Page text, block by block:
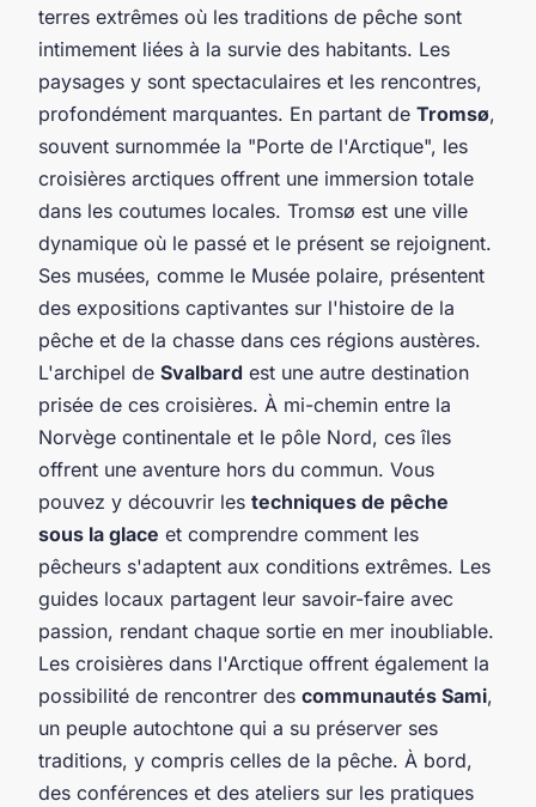
terres extrêmes où les traditions de pêche sont
intimement liées à la survie des habitants. Les
paysages y sont spectaculaires et les rencontres,
profondément marquantes. En partant de Tromsø,
souvent surnommée la "Porte de l'Arctique", les
croisières arctiques offrent une immersion totale
dans les coutumes locales. Tromsø est une ville
dynamique où le passé et le présent se rejoignent.
Ses musées, comme le Musée polaire, présentent
des expositions captivantes sur l'histoire de la
pêche et de la chasse dans ces régions austères.
L'archipel de Svalbard est une autre destination
prisée de ces croisières. À mi-chemin entre la
Norvège continentale et le pôle Nord, ces îles
offrent une aventure hors du commun. Vous
pouvez y découvrir les techniques de pêche
sous la glace et comprendre comment les
pêcheurs s'adaptent aux conditions extrêmes. Les
guides locaux partagent leur savoir-faire avec
passion, rendant chaque sortie en mer inoubliable.
Les croisières dans l'Arctique offrent également la
possibilité de rencontrer des communautés Sami,
un peuple autochtone qui a su préserver ses
traditions, y compris celles de la pêche. À bord,
des conférences et des ateliers sur les pratiques